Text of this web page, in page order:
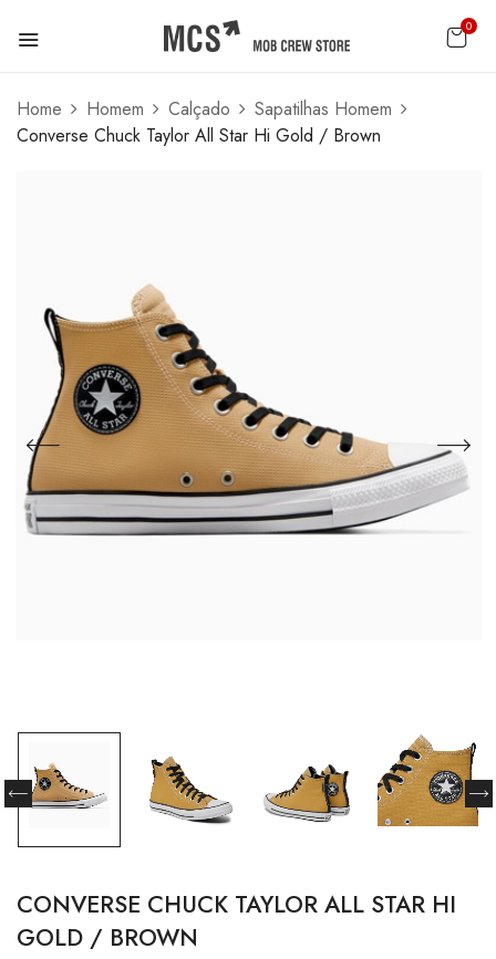
0
Home Homem Calçado
Sapatilhas Homem
Converse Chuck Taylor All Star Hi Gold / Brown
CONVERSE CHUCK TAYLOR ALL STAR HI
GOLD / BROWN